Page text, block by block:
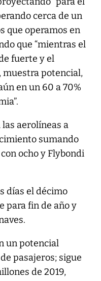
cerca de un
que operamos en
que “mientras el
fuerte y el
muestra potencial,
en un 60 a 70%
aerolíneas a
sumando
ocho y Flybondi
días el décimo
para fin de año y
un potencial
pasajeros; sigue
de 2019,